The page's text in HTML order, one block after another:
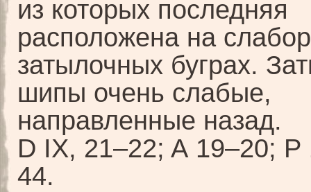
из которых последняя
расположена на
затылочных буграх.
шипы очень слабые,
направленные назад.
D IX, 21–22; A 19–20; P
44.